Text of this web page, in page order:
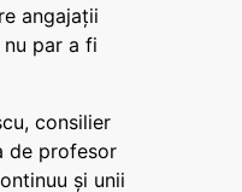
angajații
par a fi
consilier
de profesor
și unii